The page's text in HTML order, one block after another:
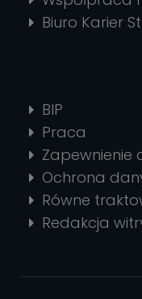
Biuro Karier
BIP
Praca
Zapewnienie
Ochrona
Równe
Redakcja